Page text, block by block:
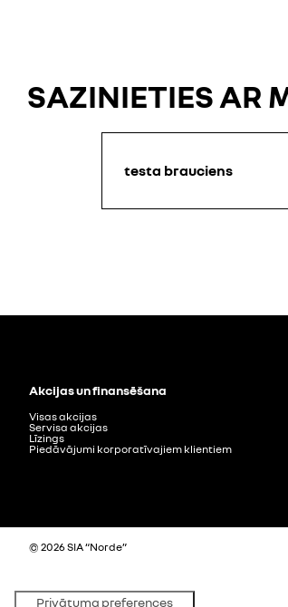
SAZINIETIES AR
testa brauciens
Akcijas un finansēšana
Visas akcijas
Servisa akcijas
Līzings
Piedāvājumi korporatīvajiem klientiem
© 2026 SIA “Norde”